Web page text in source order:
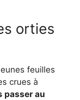
orties
feuilles
crues à
passer au